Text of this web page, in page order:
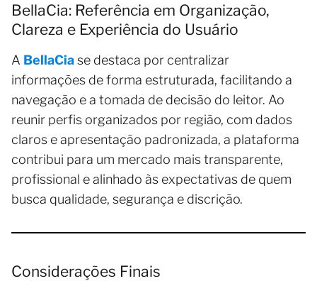
BellaCia: Referência em Organização,
Clareza e Experiência do Usuário
A BellaCiase destaca por centralizar
informações de forma estruturada, facilitando a
navegação e a tomada de decisão do leitor. Ao
reunir perfis organizados por região, com dados
claros e apresentação padronizada, a plataforma
contribui para um mercado mais transparente,
profissional e alinhado às expectativas de quem
busca qualidade, segurança e discrição.
Considerações Finais